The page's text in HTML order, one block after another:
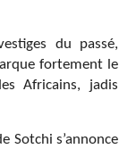
du passé,
fortement le
Africains, jadis
Sotchi s’annonce